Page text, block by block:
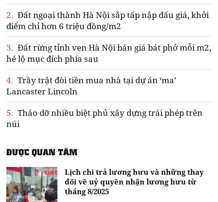
2. Đất ngoại thành Hà Nội sắp tấp nập đấu giá, khởi
điểm chỉ hơn 6 triệu đồng/m2
3. Đất rừng tỉnh ven Hà Nội bán giá bát phở mỗi m2,
hé lộ mục đích phía sau
4. Trầy trật đòi tiền mua nhà tại dự án ‘ma’
Lancaster Lincoln
5. Tháo dỡ nhiều biệt phủ xây dựng trái phép trên
núi
ĐƯỢC QUAN TÂM
Lịch chi trả lương hưu và những thay
đổi về uỷ quyền nhận lương hưu từ
tháng 8/2025